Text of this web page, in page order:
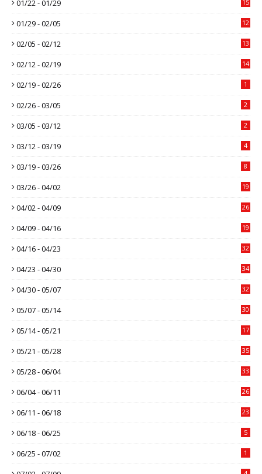
01/22 - 01/29 15
01/29 - 02/05 12
02/05 - 02/12 13
02/12 - 02/19 14
02/19 - 02/26 1
02/26 - 03/05 2
03/05 - 03/12 2
03/12 - 03/19 4
03/19 - 03/26 8
03/26 - 04/02 19
04/02 - 04/09 26
04/09 - 04/16 19
04/16 - 04/23 32
04/23 - 04/30 34
04/30 - 05/07 32
05/07 - 05/14 30
05/14 - 05/21 17
05/21 - 05/28 35
05/28 - 06/04 33
06/04 - 06/11 26
06/11 - 06/18 23
06/18 - 06/25 5
06/25 - 07/02 1